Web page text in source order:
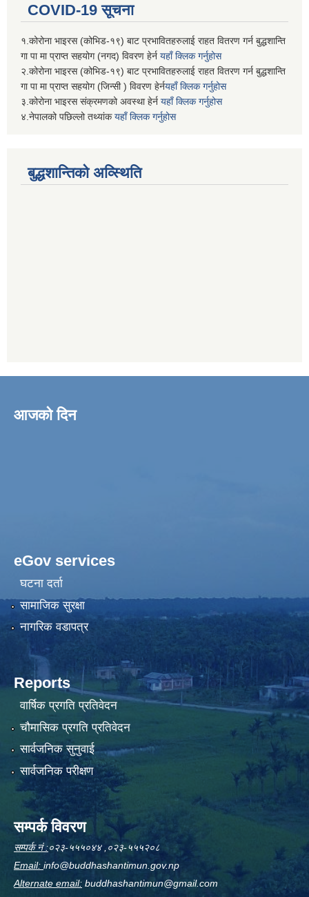
COVID-19 सूचना
१.कोरोना भाइरस (कोभिड-१९) बाट प्रभावितहरुलाई राहत वितरण गर्न बुद्धशान्ति
गा पा मा प्राप्त सहयोग (नगद) विवरण हेर्न यहाँ क्लिक गर्नुहोस
२.कोरोना भाइरस (कोभिड-१९) बाट प्रभावितहरुलाई राहत वितरण गर्न बुद्धशान्ति
गा पा मा प्राप्त सहयोग (जिन्सी ) विवरण हेर्नयहाँ क्लिक गर्नुहोस
३.कोरोना भाइरस संक्रमणको अवस्था हेर्न यहाँ क्लिक गर्नुहोस
४.नेपालको पछिल्लो तथ्यांकयहाँ क्लिक गर्नुहोस
बुद्धशान्तिको अव्स्थिति
आजको दिन
eGov services
घटना दर्ता
सामाजिक सुरक्षा
नागरिक वडापत्र
Reports
वार्षिक प्रगति प्रतिवेदन
चौमासिक प्रगति प्रतिवेदन
सार्वजनिक सुनुवाई
सार्वजनिक परीक्षण
सम्पर्क विवरण
सम्पर्क नं :०२३-५५५०४४ ,०२३-५५५२०८
Email: info@buddhashantimun.gov.np
Alternate email: buddhashantimun@gmail.com